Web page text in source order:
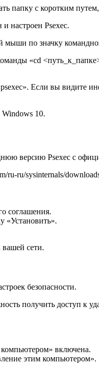
папку с коротким
настроен Psexec.
по значку
«cd
Если вы видите
10.
версию Psexec с
ru-ru/sysinternals/
соглашения.
«Установить».
вашей сети.
безопасности.
получить доступ к
включена.
этим компьютером».